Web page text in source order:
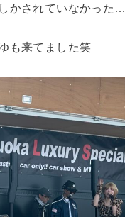
かされていなかった…
も来てました笑